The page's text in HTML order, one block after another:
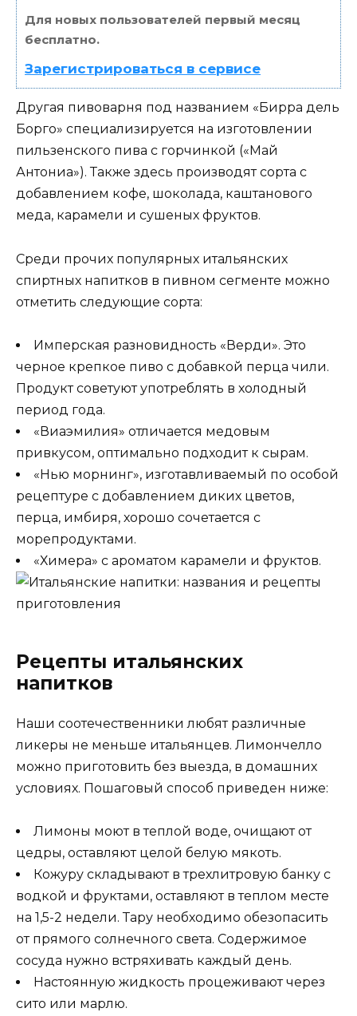
Для новых пользователей первый месяц
бесплатно.
Зарегистрироваться в сервисе
Другая пивоварня под названием «Бирра дель
Борго» специализируется на изготовлении
пильзенского пива с горчинкой («Май
Антониа»). Также здесь производят сорта с
добавлением кофе, шоколада, каштанового
меда, карамели и сушеных фруктов.
Среди прочих популярных итальянских
спиртных напитков в пивном сегменте можно
отметить следующие сорта:
Имперская разновидность «Верди». Это
черное крепкое пиво с добавкой перца чили.
Продукт советуют употреблять в холодный
период года.
«Виаэмилия» отличается медовым
привкусом, оптимально подходит к сырам.
«Нью морнинг», изготавливаемый по особой
рецептуре с добавлением диких цветов,
перца, имбиря, хорошо сочетается с
морепродуктами.
«Химера» с ароматом карамели и фруктов.
Рецепты итальянских
напитков
Наши соотечественники любят различные
ликеры не меньше итальянцев. Лимончелло
можно приготовить без выезда, в домашних
условиях. Пошаговый способ приведен ниже:
Лимоны моют в теплой воде, очищают от
цедры, оставляют целой белую мякоть.
Кожуру складывают в трехлитровую банку с
водкой и фруктами, оставляют в теплом месте
на 1,5-2 недели. Тару необходимо обезопасить
от прямого солнечного света. Содержимое
сосуда нужно встряхивать каждый день.
Настоянную жидкость процеживают через
сито или марлю.